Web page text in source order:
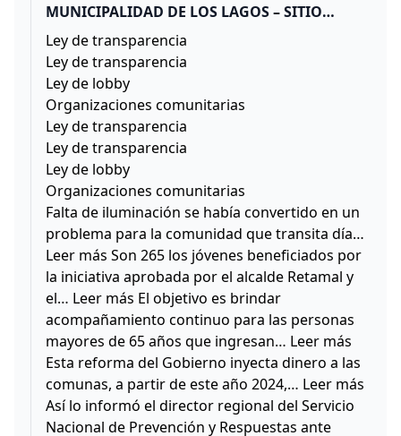
MUNICIPALIDAD DE LOS LAGOS – SITIO
OFICIAL DE LA MUNICIPALIDAD DE LOS
LAGOS
Ley de transparencia
Ley de transparencia
Ley de lobby
Organizaciones comunitarias
Ley de transparencia
Ley de transparencia
Ley de lobby
Organizaciones comunitarias
Falta de iluminación se había convertido en un
problema para la comunidad que transita día…
Leer más Son 265 los jóvenes beneficiados por
la iniciativa aprobada por el alcalde Retamal y
el… Leer más El objetivo es brindar
acompañamiento continuo para las personas
mayores de 65 años que ingresan… Leer más
Esta reforma del Gobierno inyecta dinero a las
comunas, a partir de este año 2024,… Leer más
Así lo informó el director regional del Servicio
Nacional de Prevención y Respuestas ante